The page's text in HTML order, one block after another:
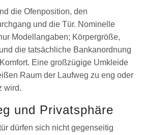
die Ofenposition, den
und die Tür. Nominelle
Modellangaben; Körpergröße,
die tatsächliche Bankanordnung
Eine großzügige Umkleide
Raum der Laufweg zu eng oder
wird.
und Privatsphäre
dürfen sich nicht gegenseitig